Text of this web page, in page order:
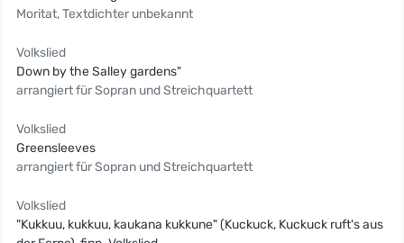
Moritat, Textdichter unbekannt
Volkslied
Down by the Salley gardens"
arrangiert für Sopran und Streichquartett
Volkslied
Greensleeves
arrangiert für Sopran und Streichquartett
Volkslied
"Kukkuu, kukkuu, kaukana kukkune" (Kuckuck, Kuckuck ruft's aus